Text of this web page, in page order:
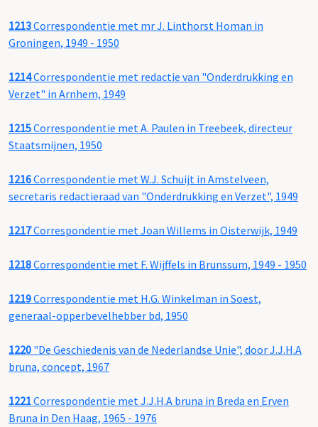
1213Correspondentie met mr J. Linthorst Homan in
Groningen, 1949 - 1950
1214Correspondentie met redactie van "Onderdrukking en
Verzet" in Arnhem, 1949
1215Correspondentie met A. Paulen in Treebeek, directeur
Staatsmijnen, 1950
1216Correspondentie met W.J. Schuijt in Amstelveen,
secretaris redactieraad van "Onderdrukking en Verzet", 1949
1217Correspondentie met Joan Willems in Oisterwijk, 1949
1218Correspondentie met F. Wijffels in Brunssum, 1949 - 1950
1219Correspondentie met H.G. Winkelman in Soest,
generaal-opperbevelhebber bd, 1950
1220 "De Geschiedenis van de Nederlandse Unie", door J.J.H.A
bruna, concept, 1967
1221Correspondentie met J.J.H.A bruna in Breda en Erven
Bruna in Den Haag, 1965 - 1976